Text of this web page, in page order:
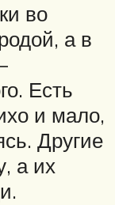
во
а в
Есть
и мало,
Другие
а их